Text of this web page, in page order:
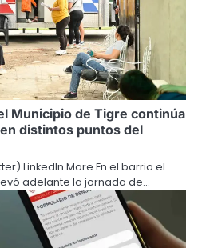
Municipio de Tigre continúa
distintos puntos del
LinkedIn More En el barrio el
adelante la jornada de…